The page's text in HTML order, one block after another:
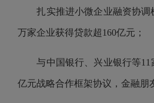
扎实推进小微企业融资协调
万家企业获得贷款超160亿元；
与中国银行、兴业银行等11
亿元战略合作框架协议，金融